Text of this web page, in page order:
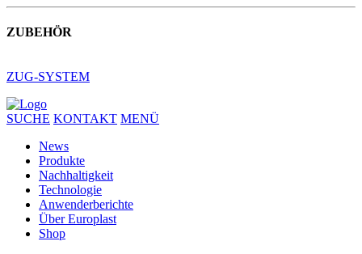
ZUBEHÖR
ZUG-SYSTEM
SUCHE KONTAKT MENÜ
News
Produkte
Nachhaltigkeit
Technologie
Anwenderberichte
Über Europlast
Shop